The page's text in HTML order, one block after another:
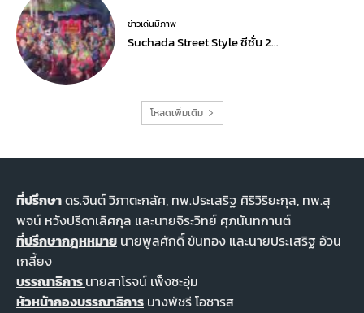
ข่าวเด่นมีภาพ
Suchada Street Style ซีซั่น 2…
โหลดเพิ่มเติม
ที่ปรึกษาดร.จินต์ วิภาตะกลัศ, ทพ.ประเสริฐ ศิริวิริยะกุล, ทพ.สุ
พจน์ หวังปรีดาเลิศกุล และนายจิระวิทย์ ศุภนันทกานต์
ที่ปรึกษากฎหหมาย นายพูลศักดิ์ ขันทอง และนายประเสริฐ อ้วน
เกลี้ยง
บรรณาธิการนายสาโรจน์ เพ็งชะอุ่ม
หัวหน้ากองบรรณาธิการ นางพัชรี โอชารส